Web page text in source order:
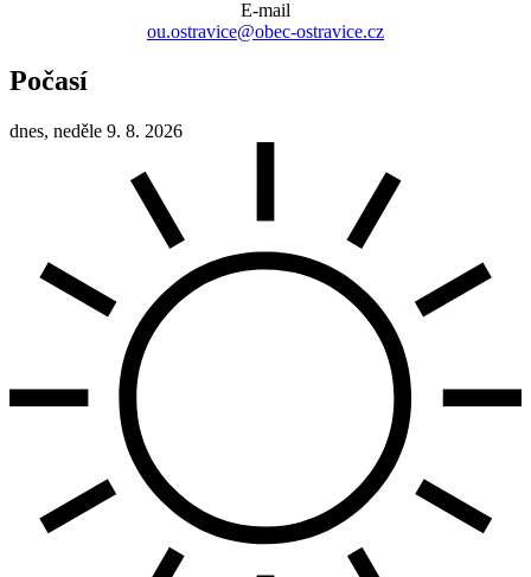
E-mail
ou.ostravice@obec-ostravice.cz
Počasí
dnes, neděle 9. 8. 2026